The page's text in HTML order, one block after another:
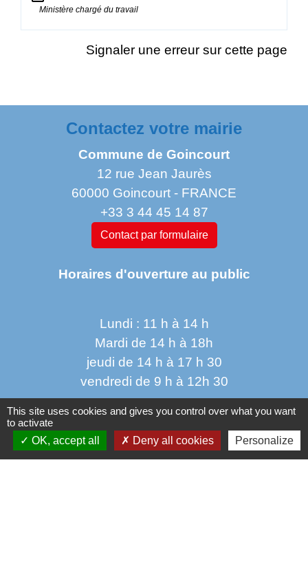
Ministère chargé du travail
Signaler une erreur sur cette page
Contactez votre mairie
Commune de Goincourt
12 rue Jean Jaurès
60000 Goincourt - FRANCE
+33 3 44 45 14 87
Contact par formulaire
Horaires d'ouverture au public
Lundi : 11 h à 14 h
Mardi de 14 h à 18h
jeudi de 14 h à 17 h 30
vendredi de 9 h à 12h 30
This site uses cookies and gives you control over what you want
to activate
OK, accept all
Deny all cookies Personalize